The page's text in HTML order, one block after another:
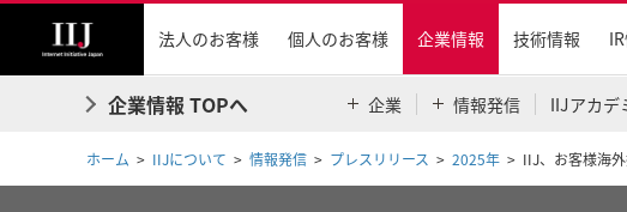
法人のお客様 個人のお客様 企業情報 技術情報
企業情報 TOPへ 企業 情報発信 IIJアカデ
ホーム IIJについて 情報発信 プレスリリース 2025年 IIJ、お客様海